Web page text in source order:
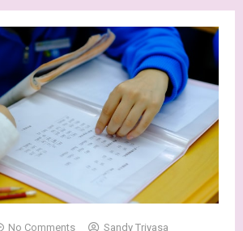
No Comments Sandy Triyasa